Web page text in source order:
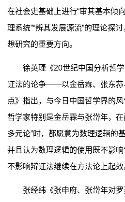
在社会史基础上进行“审其基本倾
理系统”“辨其发展源流”的理论探
想研究的重要方向。
徐英瑾《20世纪中国分析哲学
证法的论争——以金岳霖、张东荪
点》指出，与今日中国哲学界的
哲学家特别是金岳霖与张岱年，
多元论”时，都愿意为数理逻辑的
并且认为数理逻辑的使用既不影
不影响辩证法继续在方法论上起效
张经纬《张申府、张岱年对罗